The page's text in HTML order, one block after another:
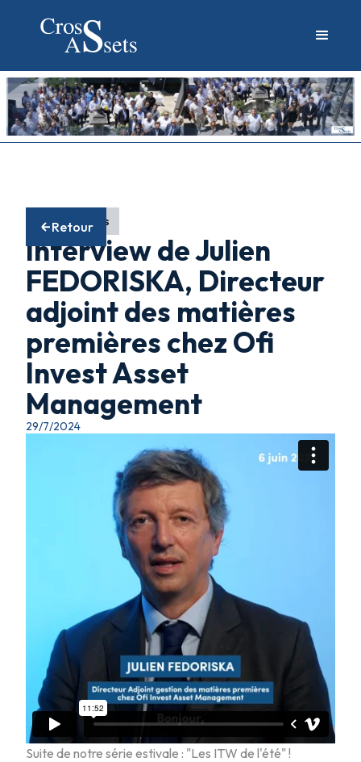
Retour
Fonds actions
Interview de Julien
FEDORISKA, Directeur
adjoint des matières
premières chez Ofi
Invest Asset
Management
29/7/2024
Suite de notre série estivale : "Les ITW de l'été" !